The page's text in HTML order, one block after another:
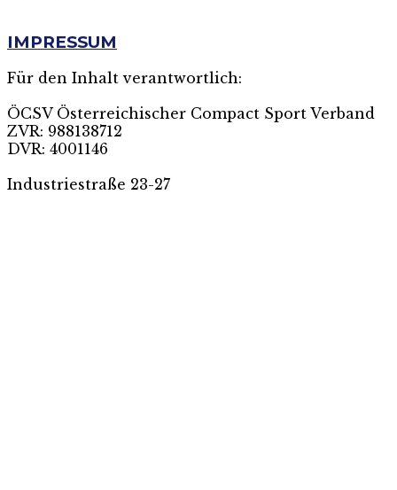
IMPRESSUM
Für den Inhalt verantwortlich:
ÖCSV Österreichischer Compact Sport Verband
ZVR: 988138712
DVR: 4001146
Industriestraße 23-27